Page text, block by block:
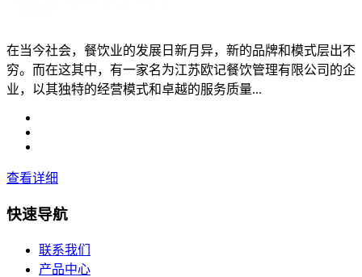
在当今社会，餐饮业的发展日新月异，新的品牌和模式层出不
穷。而在这其中，有一家名为江苏欧记餐饮管理有限公司的企
业，以其独特的经营模式和卓越的服务质量...
查看详细
快速导航
联系我们
产品中心